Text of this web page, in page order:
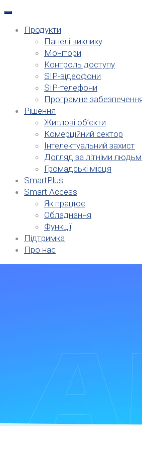
Продукти
Панелі виклику
Монітори
Контроль доступу
SIP-відеофони
SIP-телефони
Програмне
Рішення
Житлові об’єкти
Комерційний сектор
Інтелектуальний захист
Догляд за літніми
Громадські місця
SmartPlus
Smart Access
Як працює
Обладнання
Функції
Підтримка
Про нас